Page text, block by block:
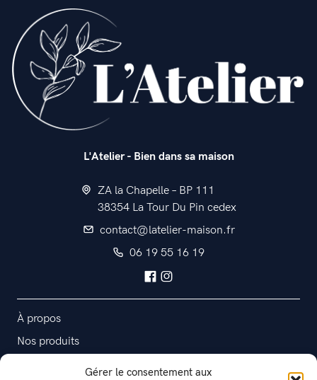
Gérer le consentement aux
L'Atelier - Bien dans sa maison
ZA la Chapelle – BP 111
38354 La Tour Du Pin cedex
contact@latelier-maison.fr
06 19 55 16 19
À propos
Nos produits